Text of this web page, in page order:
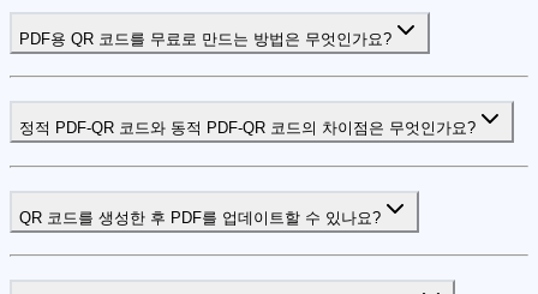
PDF용 QR 코드를 무료로 만드는 방법은 무엇인가요?
정적 PDF-QR 코드와 동적 PDF-QR 코드의 차이점은 무엇인가요?
QR 코드를 생성한 후 PDF를 업데이트할 수 있나요?